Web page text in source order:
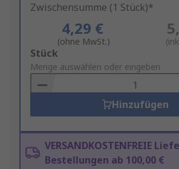
Zwischensumme (1 Stück)*
4,29 €
(ohne MwSt.)
Add
to
Basket
Stück
Menge auswählen oder eingeben
Hinzufügen
VERSANDKOSTENFREIE
Bestellungen ab 100,00 €